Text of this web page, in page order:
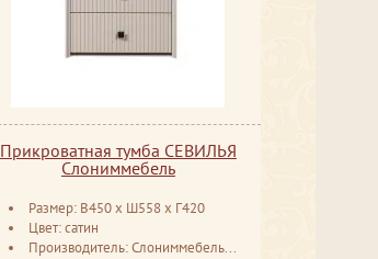
Прикроватная тумба СЕВИЛЬЯ
Слониммебель
Размер: В450 ​x Ш558 ​x Г420
Цвет: сатин
Производитель: Слониммебель Беларусь